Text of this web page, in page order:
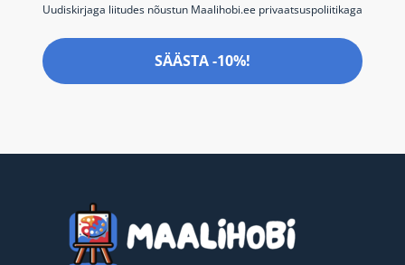
Uudiskirjaga liitudes nõustun Maalihobi.ee privaatsuspoliitikaga
SÄÄSTA -10%!